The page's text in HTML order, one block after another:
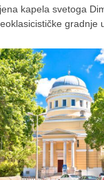
kapela svetoga
gradnje